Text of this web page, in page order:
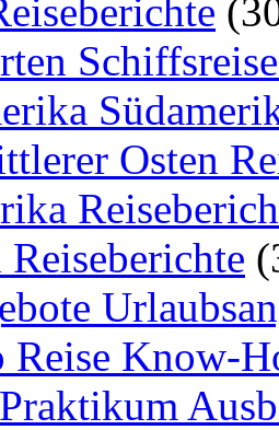
Osten
Reiseberichte
Reise Know-